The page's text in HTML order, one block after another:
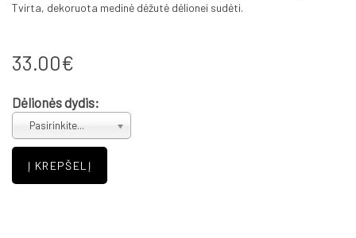
Tvirta, dekoruota medinė dėžutė dėlionei sudėti.
33.00€
Dėlionės dydis:
Pasirinkite...